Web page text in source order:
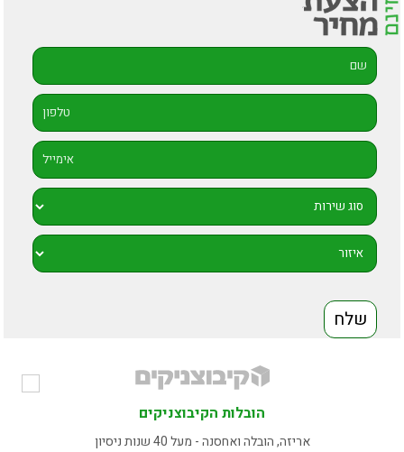
הובלות הקיבוצניקים
אריזה, הובלה ואחסנה - מעל 40 שנות ניסיון